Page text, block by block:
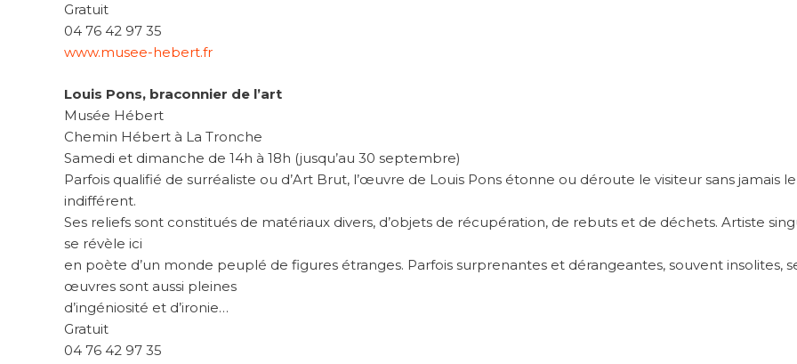
Gratuit
04 76 42 97 35
www.musee-hebert.fr
Louis Pons, braconnier de l’art
Musée Hébert
Chemin Hébert à La Tronche
Samedi et dimanche de 14h à 18h (jusqu’au 30 septembre)
Parfois qualifié de surréaliste ou d’Art Brut, l’œuvre de Louis Pons étonne ou déroute le visiteur sans jamais
indifférent.
Ses reliefs sont constitués de matériaux divers, d’objets de récupération, de rebuts et de déchets. Artiste
se révèle ici
en poète d’un monde peuplé de figures étranges. Parfois surprenantes et dérangeantes, souvent insolites,
œuvres sont aussi pleines
d’ingéniosité et d’ironie…
Gratuit
04 76 42 97 35